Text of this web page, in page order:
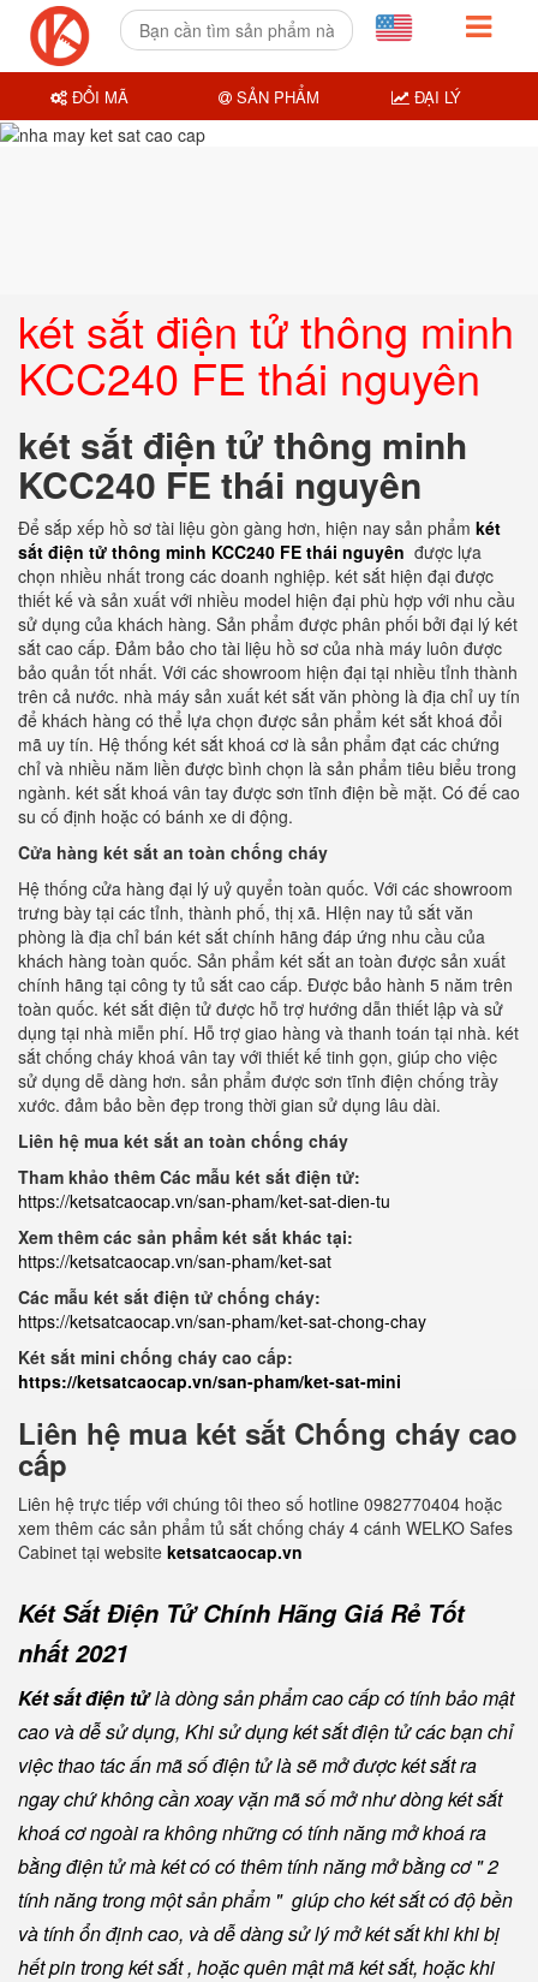
két sắt điện tử thông minh
KCC240 FE thái nguyên
két sắt điện tử thông minh
KCC240 FE thái nguyên
Để sắp xếp hồ sơ tài liệu gòn gàng hơn, hiện nay sản phẩm két
sắt điện tử thông minh KCC240 FE thái nguyên được lựa
chọn nhiều nhất trong các doanh nghiệp. két sắt hiện đại được
thiết kế và sản xuất với nhiều model hiện đại phù hợp với nhu cầu
sử dụng của khách hàng. Sản phẩm được phân phối bởi đại lý két
sắt cao cấp. Đảm bảo cho tài liệu hồ sơ của nhà máy luôn được
bảo quản tốt nhất. Với các showroom hiện đại tại nhiều tỉnh thành
trên cả nước. nhà máy sản xuất két sắt văn phòng là địa chỉ uy tín
để khách hàng có thể lựa chọn được sản phẩm két sắt khoá đổi
mã uy tín. Hệ thống két sắt khoá cơ là sản phẩm đạt các chứng
chỉ và nhiều năm liền được bình chọn là sản phẩm tiêu biểu trong
ngành. két sắt khoá vân tay được sơn tĩnh điện bề mặt. Có đế cao
su cố định hoặc có bánh xe di động.
Cửa hàng két sắt an toàn chống cháy
Hệ thống cửa hàng đại lý uỷ quyển toàn quốc. Với các showroom
trưng bày tại các tỉnh, thành phố, thị xã. HIện nay tủ sắt văn
phòng là địa chỉ bán két sắt chính hãng đáp ứng nhu cầu của
khách hàng toàn quốc. Sản phẩm két sắt an toàn được sản xuất
chính hãng tại công ty tủ sắt cao cấp. Được bảo hành 5 năm trên
toàn quốc. két sắt điện tử được hỗ trợ hướng dẫn thiết lập và sử
dụng tại nhà miễn phí. Hỗ trợ giao hàng và thanh toán tại nhà. két
sắt chống cháy khoá vân tay với thiết kế tinh gọn, giúp cho việc
sử dụng dễ dàng hơn. sản phẩm được sơn tĩnh điện chống trầy
xước. đảm bảo bền đẹp trong thời gian sử dụng lâu dài.
Liên hệ mua két sắt an toàn chống cháy
Tham khảo thêm Các mẫu két sắt điện tử:
https://ketsatcaocap.vn/san-pham/ket-sat-dien-tu
Xem thêm các sản phẩm két sắt khác tại:
https://ketsatcaocap.vn/san-pham/ket-sat
Các mẫu két sắt điện tử chống cháy:
https://ketsatcaocap.vn/san-pham/ket-sat-chong-chay
Két sắt mini chống cháy cao cấp:
https://ketsatcaocap.vn/san-pham/ket-sat-mini
Liên hệ mua két sắt Chống cháy cao
cấp
Liên hệ trực tiếp với chúng tôi theo số hotline 0982770404 hoặc
xem thêm các sản phẩm tủ sắt chống cháy 4 cánh WELKO Safes
Cabinet tại website ketsatcaocap.vn
Két Sắt Điện Tử Chính Hãng Giá Rẻ Tốt
nhất 2021
Két sắt điện tửlà dòng sản phẩm cao cấp có tính bảo mật
cao và dễ sử dụng, Khi sử dụng két sắt điện tử các bạn chỉ
việc thao tác ấn mã số điện tử là sẽ mở được két sắt ra
ngay chứ không cần xoay vặn mã số mở như dòng két sắt
khoá cơ ngoài ra không những có tính năng mở khoá ra
bằng điện tử mà két có có thêm tính năng mở bằng cơ " 2
tính năng trong một sản phẩm " giúp cho két sắt có độ bền
và tính ổn định cao, và dễ dàng sử lý mở két sắt khi khi bị
hết pin trong két sắt , hoặc quên mật mã két sắt, hoặc khi
ĐỔI MÃ SẢN PHẨM ĐẠI LÝ